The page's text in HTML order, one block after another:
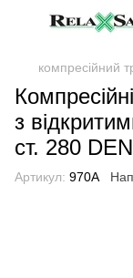
компресійний
з
ст. 280 DEN
Артикул: 970A